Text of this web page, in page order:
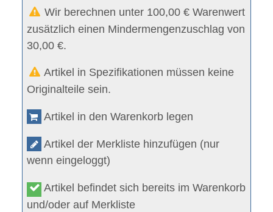
Wir berechnen unter 100,00 € Warenwert
zusätzlich einen Mindermengenzuschlag von
30,00 €.
Artikel in Spezifikationen müssen keine
Originalteile sein.
Artikel in den Warenkorb legen
Artikel der Merkliste hinzufügen (nur
wenn eingeloggt)
Artikel befindet sich bereits im Warenkorb
und/oder auf Merkliste